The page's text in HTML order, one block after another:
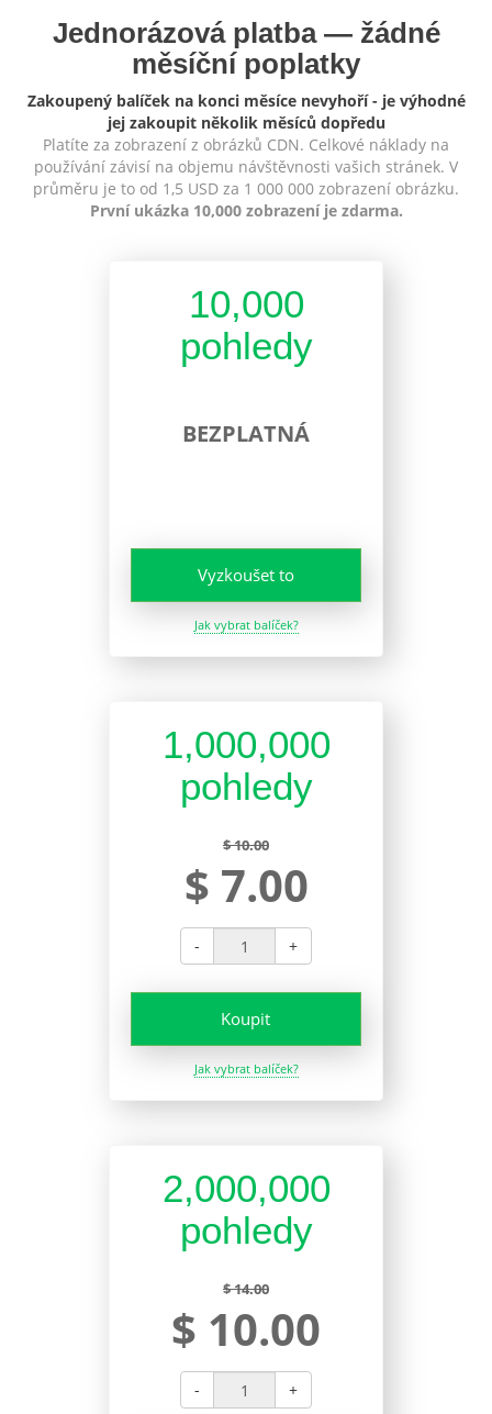
Jednorázová platba — žádné
měsíční poplatky
Zakoupený balíček na konci měsíce nevyhoří - je výhodné
jej zakoupit několik měsíců dopředu
Platíte za zobrazení z obrázků CDN. Celkové náklady na
používání závisí na objemu návštěvnosti vašich stránek. V
průměru je to od 1,5 USD za 1 000 000 zobrazení obrázku.
První ukázka 10,000 zobrazení je zdarma.
10,000
pohledy
BEZPLATNÁ
Vyzkoušet to
Jak vybrat balíček?
1,000,000
pohledy
$ 10.00
$ 7.00
- +
Koupit
Jak vybrat balíček?
2,000,000
pohledy
$ 14.00
$ 10.00
- +